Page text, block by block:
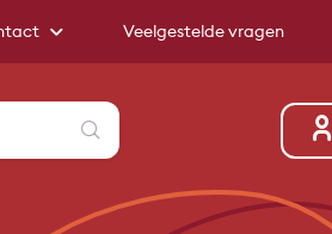
Veelgestelde vragen
Zoeken